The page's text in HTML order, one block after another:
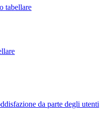
tabellare
da parte degli utenti